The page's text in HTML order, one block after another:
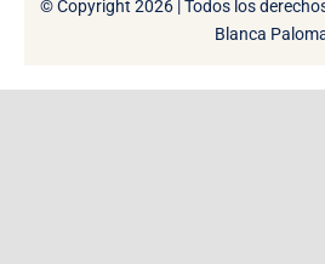
© Copyright 2026 | Todos los
Blanca